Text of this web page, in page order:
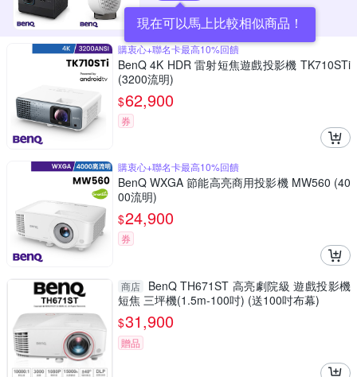
現在可以馬上比較相似商品！
購衷心+聯名卡最高10%回饋
BenQ 4K HDR 雷射短焦遊戲投影機 TK710STi
(3200流明)
$62,900
券
購衷心+聯名卡最高10%回饋
BenQ WXGA 節能高亮商用投影機 MW560 (40
00流明)
$24,900
券
商店
BenQ TH671ST 高亮劇院級 遊戲投影機
短焦 三坪機(1.5m-100吋) (送100吋布幕)
$31,900
贈品